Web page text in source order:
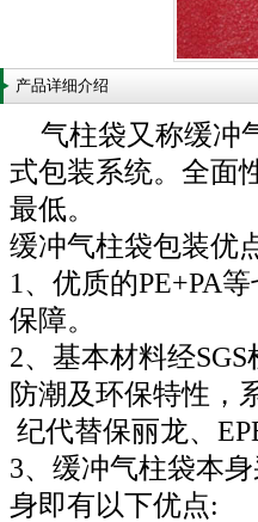
产品详细介绍
气柱袋又称缓冲
式包装系统。全面
最低。
缓冲气柱袋包装优
1、优质的PE+PA
保障。
2、基本材料经
防潮及环保特性，
纪代替保丽龙、
3、缓冲气柱袋本
身即有以下优点: